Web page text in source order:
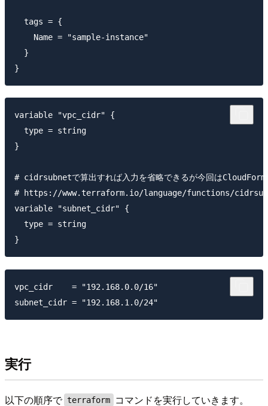
  tags = {
    Name = "sample-instance"
  }
variable "vpc_cidr" {
  type = string
}
# cidrsubnetで算出すれば入力を省略できるが今回は
# https://www.terraform.io/language/functions/
variable "subnet_cidr" {
  type = string
vpc_cidr    = "192.168.0.0/16"
実行
以下の順序で terraform コマンドを実行していきます。